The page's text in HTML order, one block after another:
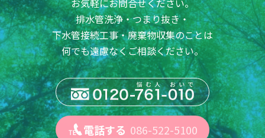
排水管洗浄・つまり抜き・
下水管接続工事・廃棄物収集のことは
何でも遠慮なくご相談ください。
電話する 086-522-5100